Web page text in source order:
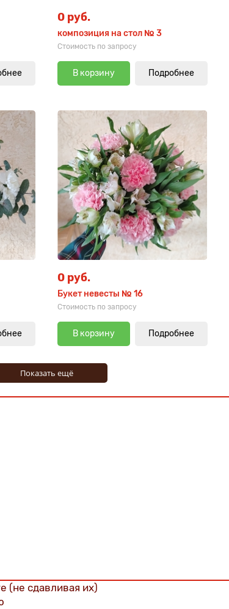
0 руб.
композиция на стол № 3
Стоимость по запросу
В корзину Подробнее
0 руб.
Букет невесты № 16
Стоимость по запросу
В корзину Подробнее
Показать ещё
(не сдавливая их)